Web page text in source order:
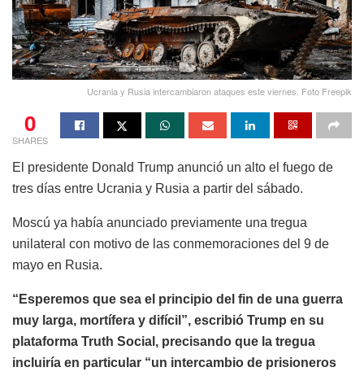
Ucrania y Rusia intercambiaron ataques este viernes. Foto Freepik
0
SHARES
El presidente Donald Trump anunció un alto el fuego de
tres días entre Ucrania y Rusia a partir del sábado.
Moscú ya había anunciado previamente una tregua
unilateral con motivo de las conmemoraciones del 9 de
mayo en Rusia.
“Esperemos que sea el principio del fin de una guerra
muy larga, mortífera y difícil”, escribió Trump en su
plataforma Truth Social, precisando que la tregua
incluiría en particular “un intercambio de prisioneros